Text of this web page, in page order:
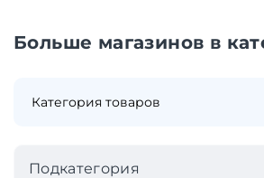
Больше магазинов в
Подкатегория